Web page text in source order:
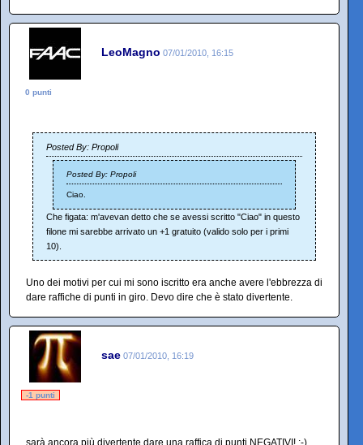
LeoMagno 07/01/2010, 16:15
0 punti
Posted By: Propoli
Posted By: Propoli
Ciao.
Che figata: m'avevan detto che se avessi scritto "Ciao" in questo
filone mi sarebbe arrivato un +1 gratuito (valido solo per i primi
10).
Uno dei motivi per cui mi sono iscritto era anche avere l'ebbrezza di
dare raffiche di punti in giro. Devo dire che è stato divertente.
sae 07/01/2010, 16:19
-1 punti